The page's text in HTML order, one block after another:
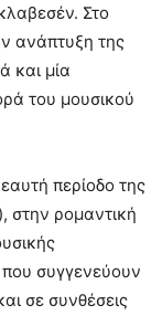
Στο
ανάπτυξη της
και μία
του μουσικού
περίοδο της
στην ρομαντική
που συγγενεύουν
σε συνθέσεις